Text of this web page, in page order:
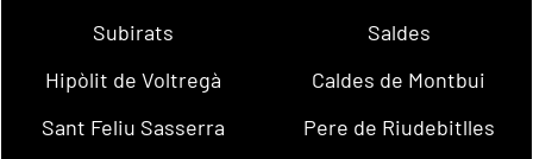
Subirats
Saldes
Hipòlit de Voltregà
Caldes de Montbui
Sant Feliu Sasserra
Pere de Riudebitlles